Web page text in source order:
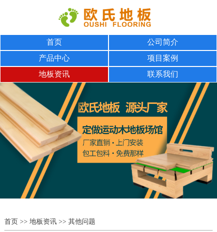
首页
公司简介
产品中心
项目案例
地板资讯
联系我们
首页>> 地板资讯>> 其他问题